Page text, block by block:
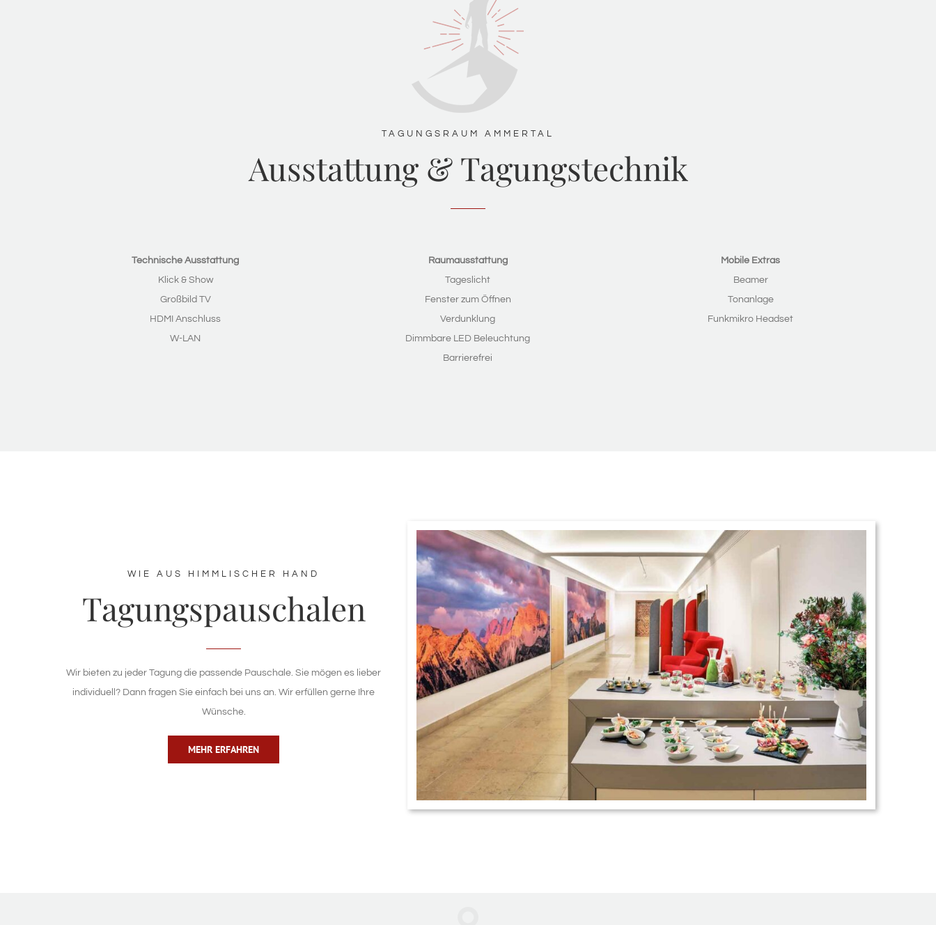
TAGUNGSRAUM AMMERTAL
Ausstattung & Tagungstechnik
Technische Ausstattung
Klick & Show
Großbild TV
HDMI Anschluss
W-LAN
Raumausstattung
Tageslicht
Fenster zum Öffnen
Verdunklung
Dimmbare LED Beleuchtung
Barrierefrei
Mobile Extras
Beamer
Tonanlage
Funkmikro Headset
WIE AUS HIMMLISCHER HAND
Tagungspauschalen
Wir bieten zu jeder Tagung die passende Pauschale. Sie mögen es lieber
individuell? Dann fragen Sie einfach bei uns an. Wir erfüllen gerne Ihre
Wünsche.
MEHR ERFAHREN